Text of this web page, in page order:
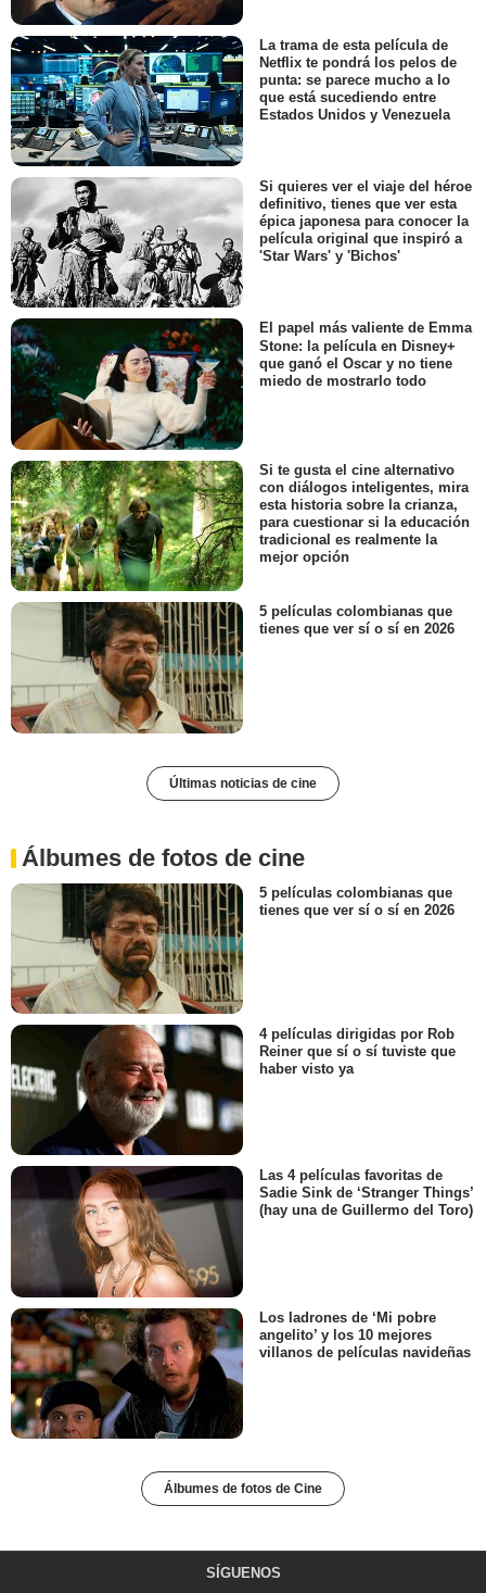
La trama de esta película de
Netflix te pondrá los pelos de
punta: se parece mucho a lo
que está sucediendo entre
Estados Unidos y Venezuela
Si quieres ver el viaje del héroe
definitivo, tienes que ver esta
épica japonesa para conocer la
película original que inspiró a
'Star Wars' y 'Bichos'
El papel más valiente de Emma
Stone: la película en Disney+
que ganó el Oscar y no tiene
miedo de mostrarlo todo
Si te gusta el cine alternativo
con diálogos inteligentes, mira
esta historia sobre la crianza,
para cuestionar si la educación
tradicional es realmente la
mejor opción
5 películas colombianas que
tienes que ver sí o sí en 2026
Últimas noticias de cine
Álbumes de fotos de cine
5 películas colombianas que
tienes que ver sí o sí en 2026
4 películas dirigidas por Rob
Reiner que sí o sí tuviste que
haber visto ya
Las 4 películas favoritas de
Sadie Sink de ‘Stranger Things’
(hay una de Guillermo del Toro)
Los ladrones de ‘Mi pobre
angelito’ y los 10 mejores
villanos de películas navideñas
Álbumes de fotos de Cine
SÍGUENOS